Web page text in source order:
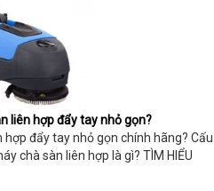
liên hợp đẩy tay nhỏ gọn?
đẩy tay nhỏ gọn chính hãng? Cấu
chà sàn liên hợp là gì? TÌM HIỂU